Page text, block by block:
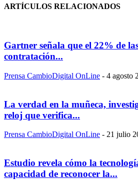
ARTÍCULOS RELACIONADOS
Gartner señala que el 22% de
contratación...
Prensa CambioDigital OnLine - 4 agosto
La verdad en la muñeca,
reloj que verifica...
Prensa CambioDigital OnLine - 21 julio
Estudio revela cómo la
capacidad de reconocer la...